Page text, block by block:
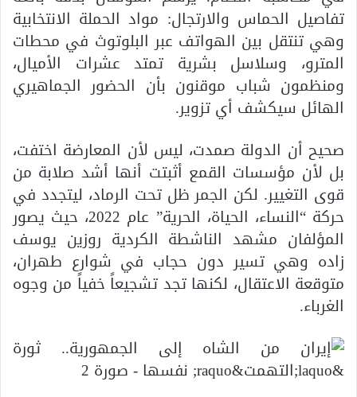
تفاصيل الحماس والارتجال: مواد الحملة الانتخابية
وهي تنتقل بين الهواتف عبر البلوتوث في محطات
المترو، وسلاسل بشرية تمتد عشرات الأميال،
ومنظمون شباب موقنون بأن الحضور الجماهيري
الهائل سيكشف أي تزوير.
صحيح أن الدولة صمدت، ليس لأن المعارضة اختفت،
بل لأن مؤسسات القمع أثبتت أنها أشد صلابة من
قوى التغيير. لكن الجمر ظل تحت الرماد، ليتجدد في
حركة “النساء، الحياة، الحرية” عام 2022، حيث يصور
المؤلفان مشهد الناشطة الكردية روزين يوسف
زاده وهي تسير دون حجاب في شوارع طهران،
متوقعة الاعتقال، لكنها تجد تشجيعاً خفياً من وجوه
الغرباء.